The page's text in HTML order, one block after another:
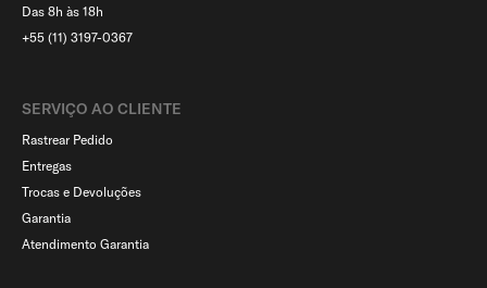
Das 8h às 18h
+55 (11) 3197-0367
SERVIÇO AO CLIENTE​
Rastrear Pedido
Entregas
Trocas e Devoluções
Garantia
Atendimento Garantia